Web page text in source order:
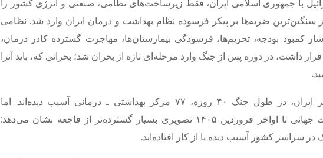
و اسرائیل با جمهوری اسلامی ایران، فقط زیرساخت‌های نظامی، صنعتی و انرژی کشور را
سنگین‌ترین ضربه‌ها بر پیکر فرسوده نظام بهداشت و درمان ایران وارد شد. نظامی
کمبود بودجه، تحریم‌ها، فرسودگی بیمارستان‌ها، مهاجرت گسترده کادر درمان،
قرار داشت، در دوره پس از جنگ وارد مرحله‌ای تازه از بحران شد؛ بحرانی که، باید آنرا
بر اساس اعلام هلال احمر ایران، در طول جنگ ۴۰ روزه، ۷۷ مرکز بهداشتی ـ درمانی آسیب دیده‌اند. اما
تخمین‌های سازمان بهداشت جهانی تا اواخر فروردین ۱۴۰۵ تصویری بسیار گسترده‌تر از فاجعه نشان می‌دهد: